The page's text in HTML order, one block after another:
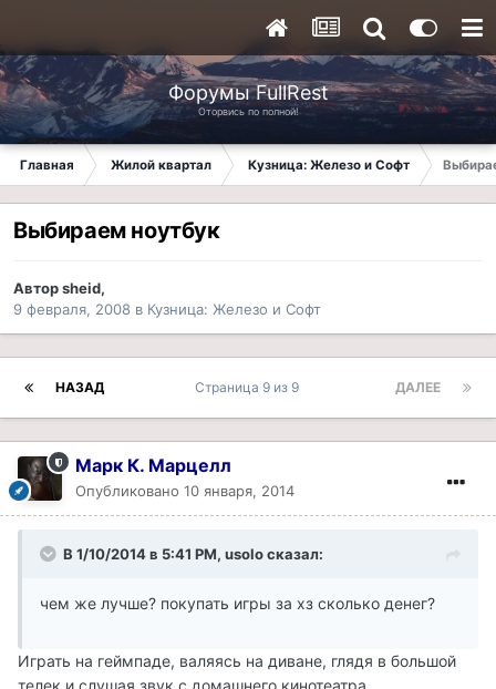
Форумы FullRest
Оторвись по полной!
Главная Жилой квартал Кузница: Железо и Софт
Выбираем ноутбук
Авторsheid,
9 февраля, 2008 в Кузница: Железо и Софт
НАЗАД ДАЛЕЕ
Страница 9 из 9
Марк К. Марцелл
Опубликовано 10 января, 2014
В 1/10/2014 в 5:41 PM, usolo сказал:
чем же лучше? покупать игры за хз сколько денег?
Играть на геймпаде, валяясь на диване, глядя в большой